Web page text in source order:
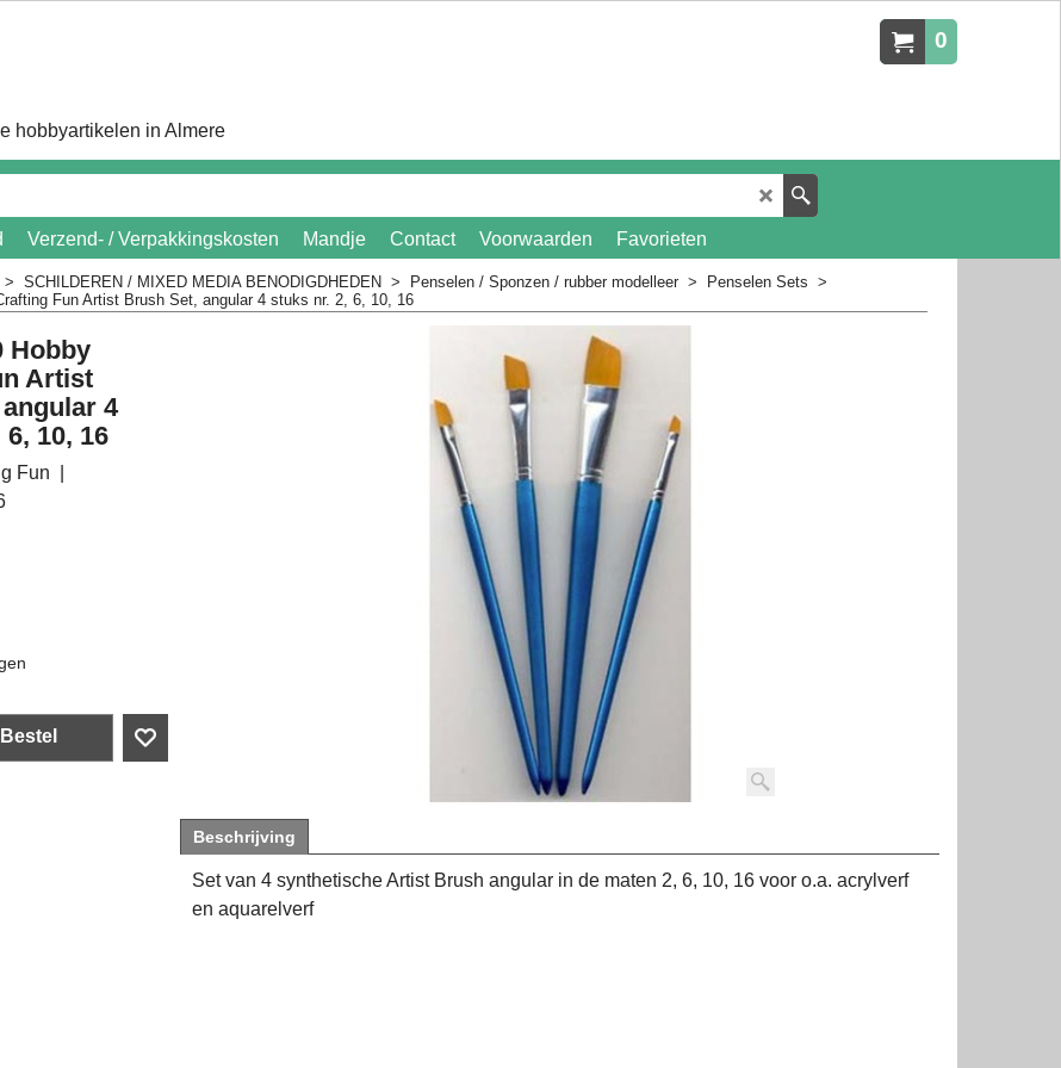
0
hobbyartikelen in Almere
Verzend- / Verpakkingskosten Mandje Contact Voorwaarden
Favorieten
> SCHILDEREN / MIXED MEDIA BENODIGDHEDEN > Penselen / Sponzen / rubber modelleer > Penselen Sets >
Fun Artist Brush Set, angular 4 stuks nr. 2, 6, 10, 16
Hobby
Artist
4
10, 16
Fun
Bestel
Beschrijving
Set van 4 synthetische Artist Brush angular in de maten 2, 6, 10, 16 voor o.a. acrylverf
en aquarelverf